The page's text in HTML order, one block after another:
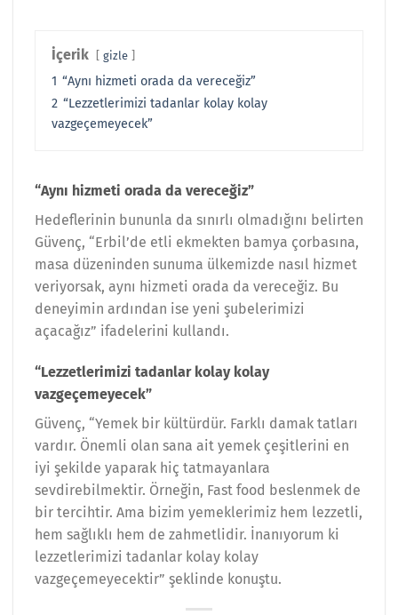
İçerik gizle
1 “Aynı hizmeti orada da vereceğiz”
2 “Lezzetlerimizi tadanlar kolay kolay
vazgeçemeyecek”
“Aynı hizmeti orada da vereceğiz”
Hedeflerinin bununla da sınırlı olmadığını belirten
Güvenç, “Erbil’de etli ekmekten bamya çorbasına,
masa düzeninden sunuma ülkemizde nasıl hizmet
veriyorsak, aynı hizmeti orada da vereceğiz. Bu
deneyimin ardından ise yeni şubelerimizi
açacağız” ifadelerini kullandı.
“Lezzetlerimizi tadanlar kolay kolay
vazgeçemeyecek”
Güvenç, “Yemek bir kültürdür. Farklı damak tatları
vardır. Önemli olan sana ait yemek çeşitlerini en
iyi şekilde yaparak hiç tatmayanlara
sevdirebilmektir. Örneğin, Fast food beslenmek de
bir tercihtir. Ama bizim yemeklerimiz hem lezzetli,
hem sağlıklı hem de zahmetlidir. İnanıyorum ki
lezzetlerimizi tadanlar kolay kolay
vazgeçemeyecektir” şeklinde konuştu.